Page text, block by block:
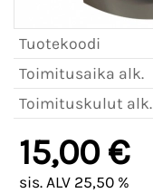
Tuotekoodi
Toimitusaika alk.
Toimituskulut alk.
15,00 €
sis. ALV 25,50 %